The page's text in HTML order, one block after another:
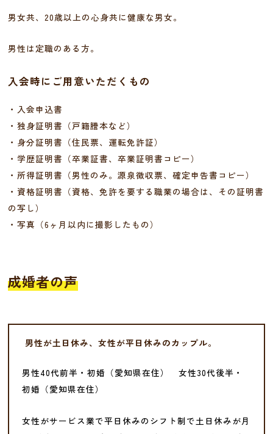
男女共、20歳以上の心身共に健康な男女。
男性は定職のある方。
入会時にご用意いただくもの
・入会申込書
・独身証明書（戸籍謄本など）
・身分証明書（住民票、運転免許証）
・学歴証明書（卒業証書、卒業証明書コピー）
・所得証明書（男性のみ。源泉徴収票、確定申告書コピー）
・資格証明書（資格、免許を要する職業の場合は、その証明書
の写し）
・写真（6ヶ月以内に撮影したもの）
成婚者の声
男性が土日休み、女性が平日休みのカップル。
男性40代前半・初婚（愛知県在住） 女性30代後半・
初婚（愛知県在住）
女性がサービス業で平日休みのシフト制で土日休みが月